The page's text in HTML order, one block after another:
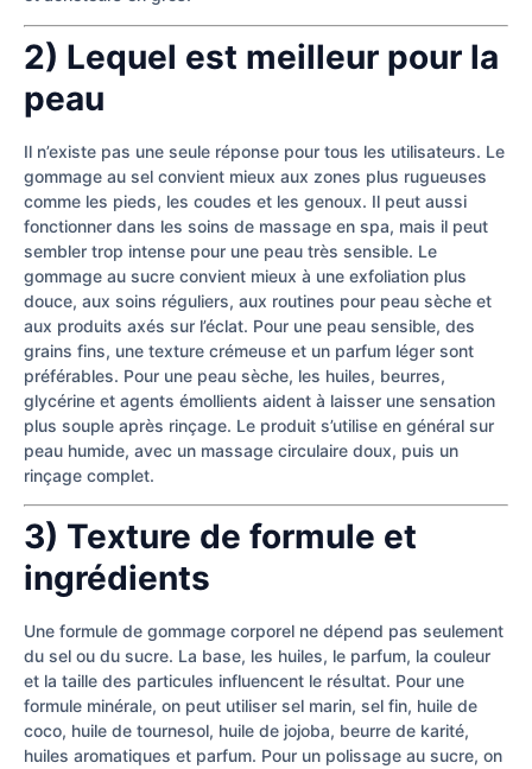
2) Lequel est meilleur pour la
peau
Il n’existe pas une seule réponse pour tous les utilisateurs. Le
gommage au sel convient mieux aux zones plus rugueuses
comme les pieds, les coudes et les genoux. Il peut aussi
fonctionner dans les soins de massage en spa, mais il peut
sembler trop intense pour une peau très sensible. Le
gommage au sucre convient mieux à une exfoliation plus
douce, aux soins réguliers, aux routines pour peau sèche et
aux produits axés sur l’éclat. Pour une peau sensible, des
grains fins, une texture crémeuse et un parfum léger sont
préférables. Pour une peau sèche, les huiles, beurres,
glycérine et agents émollients aident à laisser une sensation
plus souple après rinçage. Le produit s’utilise en général sur
peau humide, avec un massage circulaire doux, puis un
rinçage complet.
3) Texture de formule et
ingrédients
Une formule de gommage corporel ne dépend pas seulement
du sel ou du sucre. La base, les huiles, le parfum, la couleur
et la taille des particules influencent le résultat. Pour une
formule minérale, on peut utiliser sel marin, sel fin, huile de
coco, huile de tournesol, huile de jojoba, beurre de karité,
huiles aromatiques et parfum. Pour un polissage au sucre, on